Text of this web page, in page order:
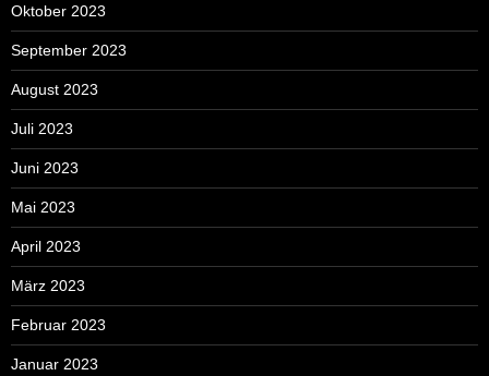
Oktober 2023
September 2023
August 2023
Juli 2023
Juni 2023
Mai 2023
April 2023
März 2023
Februar 2023
Januar 2023